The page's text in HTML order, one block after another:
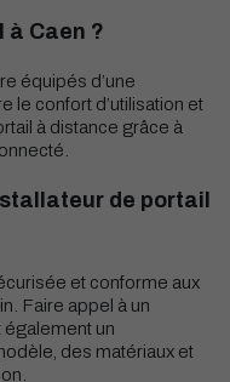
à Caen ?
équipés d’une
le confort d’utilisation et
à distance grâce à
de portail
et conforme aux
Faire appel à un
également un
des matériaux et